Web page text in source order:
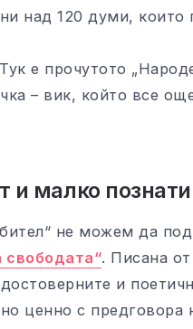
над 120 думи, които
Тук е прочутото
– вик, който все
и малко
не можем да
. Писана
и
ценно с